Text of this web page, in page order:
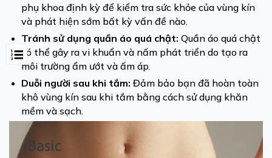
phụ khoa định kỳ để kiểm tra sức khỏe của vùng kín
và phát hiện sớm bất kỳ vấn đề nào.
Tránh sử dụng quần áo quá chật: Quần áo quá chật
có thể gây ra vi khuẩn và nấm phát triển do tạo ra
môi trường ẩm ướt và ấm áp.
Duỗi người sau khi tắm: Đảm bảo bạn đã hoàn toàn
khô vùng kín sau khi tắm bằng cách sử dụng khăn
mềm và sạch.